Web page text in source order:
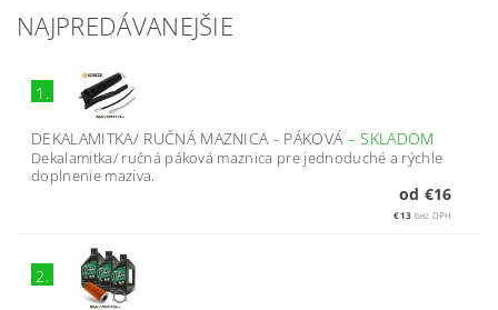
NAJPREDÁVANEJŠIE
1.
DEKALAMITKA/ RUČNÁ MAZNICA - PÁKOVÁ –SKLADOM
Dekalamitka/ ručná páková maznica pre jednoduché a rýchle
doplnenie maziva.
od €16
€13 bez DPH
2.